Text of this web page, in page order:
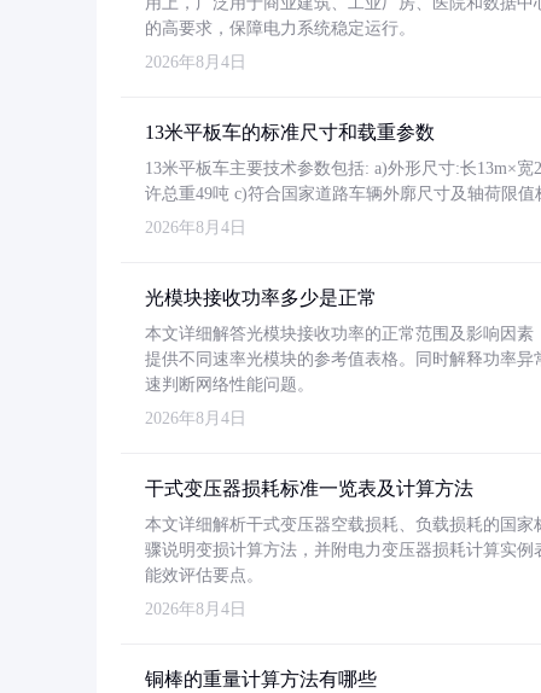
的高要求，保障电力系统稳定运行。
2026年8月4日
13米平板车的标准尺寸和载重参数
13米平板车主要技术参数包括: a)外形尺寸:长13m×
许总重49吨 c)符合国家道路车辆外廓尺寸及轴荷限值
2026年8月4日
光模块接收功率多少是正常
本文详细解答光模块接收功率的正常范围及影响因
提供不同速率光模块的参考值表格。同时解释功率
速判断网络性能问题。
2026年8月4日
干式变压器损耗标准一览表及计算方法
本文详细解析干式变压器空载损耗、负载损耗的国家
骤说明变损计算方法，并附电力变压器损耗计算实
能效评估要点。
2026年8月4日
铜棒的重量计算方法有哪些